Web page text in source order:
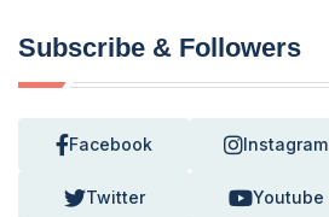
Subscribe & Followers
Facebook Instagram
Twitter Youtube